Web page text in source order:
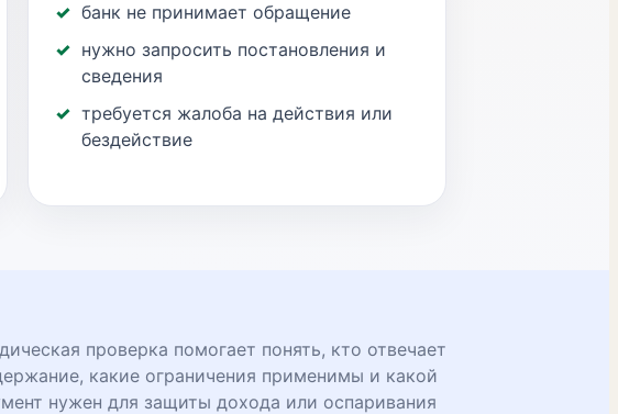
банк не принимает обращение
нужно запросить постановления и
сведения
требуется жалоба на действия или
бездействие
проверка помогает понять, кто отвечает
какие ограничения применимы и какой
нужен для защиты дохода или оспаривания